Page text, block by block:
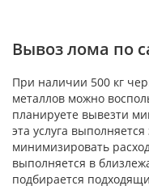
Вывоз лома по
При наличии 500 кг
металлов можно
планируете вывезти
эта услуга
минимизировать
выполняется в
подбирается